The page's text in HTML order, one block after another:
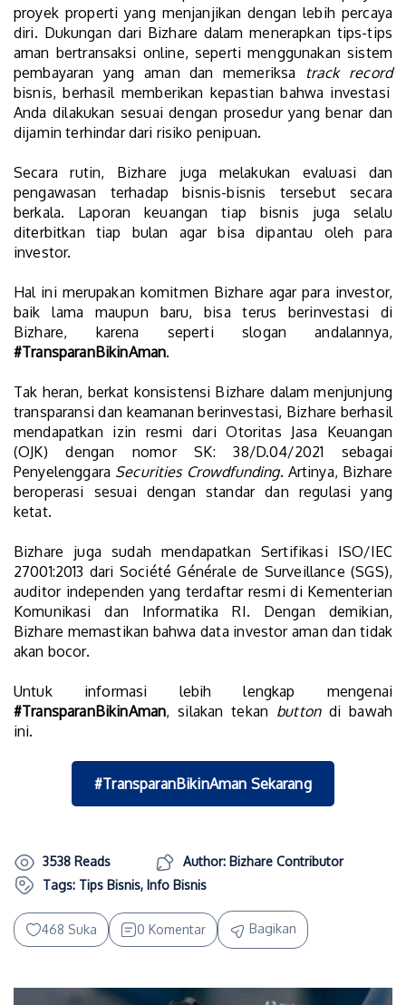
proyek properti yang menjanjikan dengan lebih percaya
diri. Dukungan dari Bizhare dalam menerapkan tips-tips
aman bertransaksi online, seperti menggunakan sistem
pembayaran yang aman dan memeriksa
track record
bisnis, berhasil memberikan kepastian bahwa investasi
Anda dilakukan sesuai dengan prosedur yang benar dan
dijamin terhindar dari risiko penipuan.
Secara rutin, Bizhare juga melakukan evaluasi dan
pengawasan terhadap bisnis-bisnis tersebut secara
berkala. Laporan keuangan tiap bisnis juga selalu
diterbitkan tiap bulan agar bisa dipantau oleh para
investor.
Hal ini merupakan komitmen Bizhare agar para investor,
baik lama maupun baru, bisa terus berinvestasi di
Bizhare, karena seperti slogan andalannya,
#TransparanBikinAman.
Tak heran, berkat konsistensi Bizhare dalam menjunjung
transparansi dan keamanan berinvestasi, Bizhare berhasil
mendapatkan izin resmi dari Otoritas Jasa Keuangan
(OJK) dengan nomor SK: 38/D.04/2021 sebagai
Penyelenggara Securities Crowdfunding. Artinya, Bizhare
beroperasi sesuai dengan standar dan regulasi yang
ketat.
Bizhare juga sudah mendapatkan Sertifikasi ISO/IEC
27001:2013 dari Société Générale de Surveillance (SGS),
auditor independen yang terdaftar resmi di Kementerian
Komunikasi dan Informatika RI. Dengan demikian,
Bizhare memastikan bahwa data investor aman dan tidak
akan bocor.
Untuk informasi lebih lengkap mengenai
#TransparanBikinAman, silakan tekan buttondi bawah
ini.
#TransparanBikinAman Sekarang
3538 Reads
Author: Bizhare Contributor
Tags: Tips Bisnis, Info Bisnis
468 Suka 0 Komentar Bagikan